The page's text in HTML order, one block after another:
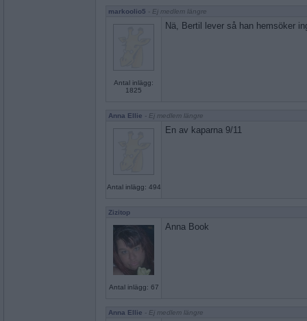
markoolio5 - Ej medlem längre
Antal inlägg:
1825
Nä, Bertil lever så han hemsöker
Anna Ellie - Ej medlem längre
Antal inlägg: 494
En av kaparna 9/11
Zizitop
Antal inlägg: 67
Anna Book
Anna Ellie - Ej medlem längre